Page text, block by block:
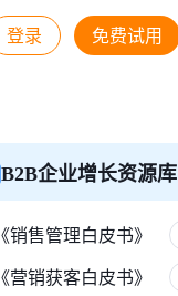
登录 免费试用
B2B企业增长资源库
《销售管理白皮书》
《营销获客白皮书》